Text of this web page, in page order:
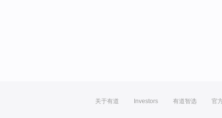
关于有道 Investors 有道智选 官